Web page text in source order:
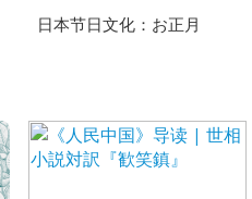
日本节日文化：お正月